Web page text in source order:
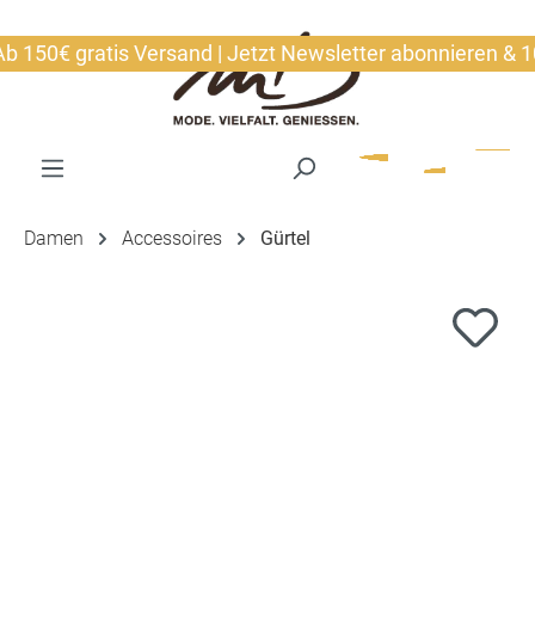
gratis Versand | Jetzt Newsletter abonnieren &
Damen Accessoires Gürtel